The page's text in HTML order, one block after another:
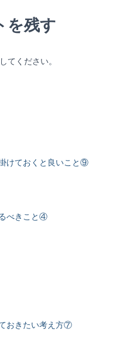
を残す
してください。
けておくと良いこと⑨
べきこと④
おきたい考え方⑦